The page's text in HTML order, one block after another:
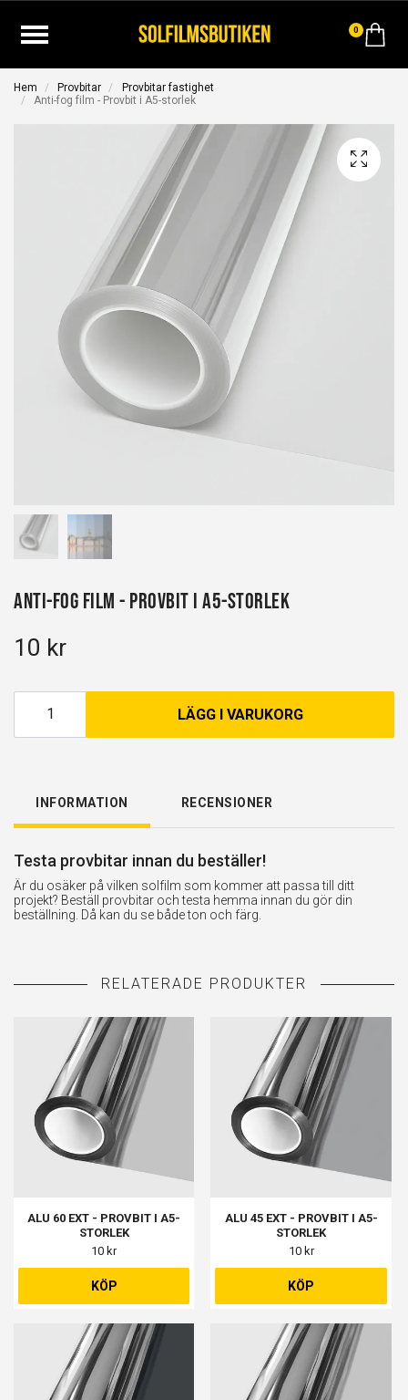
0
Hem Provbitar
Provbitar fastighet
Anti-fog film - Provbit i A5-storlek
Anti-fog film - Provbit i A5-storlek
10 kr
LÄGG I VARUKORG
INFORMATION RECENSIONER
Testa provbitar innan du beställer!
Är du osäker på vilken solfilm som kommer att passa till ditt
projekt? Beställ provbitar och testa hemma innan du gör din
beställning. Då kan du se både ton och färg.
ALU 60 EXT - PROVBIT I A5-
STORLEK
10 kr
KÖP
ALU 45 EXT - PROVBIT I A5-
STORLEK
10 kr
KÖP